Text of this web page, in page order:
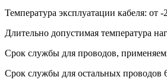
Температура эксплуатации кабеля: от
Длительно допустимая температура
Срок службы для проводов,
Срок службы для остальных проводов